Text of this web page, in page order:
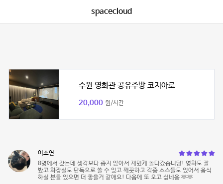
spacecloud
수원 영화관 공유주방 코지아로
20,000 원/시간
이소연
8명에서 갔는데 생각보다 좁지 않아서 재밌게 놀다갔습니당! 영화도 잘
봤고 화장실도 단독으로 쓸 수 있고 깨끗하고 각종 소스들도 있어서 음식
하실 분들 있으면 더 좋을거 같애요! 다음에 또 오고 싶네용 🫶🫶